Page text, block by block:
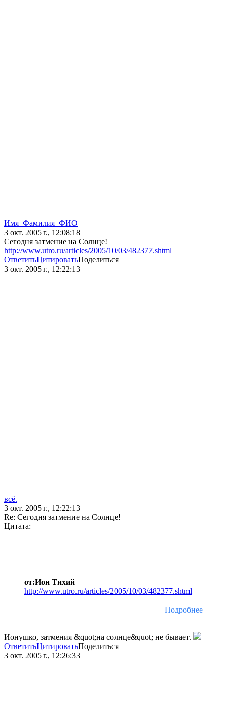
Имя_Фамилия_ФИО
3 окт. 2005 г., 12:08:18
Сегодня затмение на Солнце!
http://www.utro.ru/articles/2005/10/03/482377.shtml
ОтветитьЦитироватьПоделиться
3 окт. 2005 г., 12:22:13
всё.
3 окт. 2005 г., 12:22:13
Re: Сегодня затмение на Солнце!
Цитата:
от:Ион Тихий
http://www.utro.ru/articles/2005/10/03/482377.shtml
Подробнее
Ионушко, затмения &quot;на солнце&quot; не бывает.
ОтветитьЦитироватьПоделиться
3 окт. 2005 г., 12:26:33